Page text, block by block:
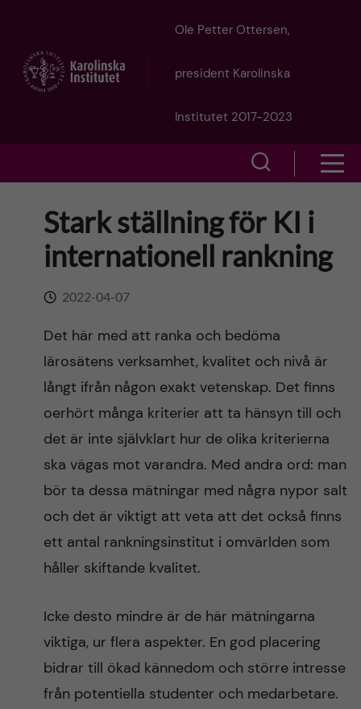
t
Ole Petter Ottersen,
president Karolinska
Institutet 2017-2023
o
w
a
r
c
h
f
i
e
e
n
u
Stark ställning för KI i
internationell rankning
2022-04-07
Det här med att ranka och bedöma
lärosätens verksamhet, kvalitet och nivå är
långt ifrån någon exakt vetenskap. Det finns
oerhört många kriterier att ta hänsyn till och
det är inte självklart hur de olika kriterierna
ska vägas mot varandra. Med andra ord: man
bör ta dessa mätningar med några nypor salt
och det är viktigt att veta att det också finns
ett antal rankningsinstitut i omvärlden som
håller skiftande kvalitet.
Icke desto mindre är de här mätningarna
viktiga, ur flera aspekter. En god placering
bidrar till ökad kännedom och större intresse
från potentiella studenter och medarbetare.